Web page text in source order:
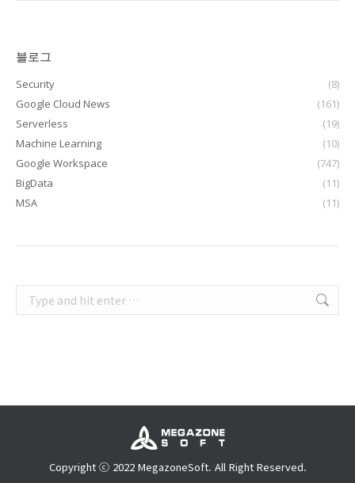
블로그
Security
(8)
Google Cloud News
(161)
Serverless
(19)
Machine Learning
(10)
Google Workspace
(747)
BigData
(11)
MSA
(11)
Copyright ⓒ 2022 MegazoneSoft. All Right Reserved.